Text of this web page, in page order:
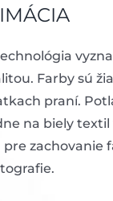
Farby sú
praní.
na biely textil
pre zachovanie